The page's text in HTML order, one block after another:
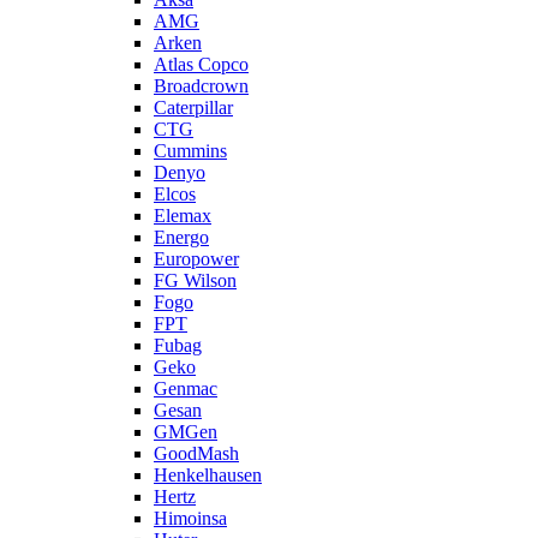
AMG
Arken
Atlas Copco
Broadcrown
Caterpillar
CTG
Cummins
Denyo
Elcos
Elemax
Energo
Europower
FG Wilson
Fogo
FPT
Fubag
Geko
Genmac
Gesan
GMGen
GoodMash
Henkelhausen
Hertz
Himoinsa